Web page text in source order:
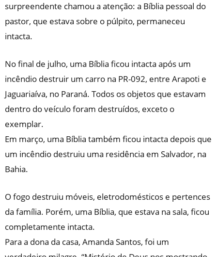
surpreendente chamou a atenção: a Bíblia pessoal do
pastor, que estava sobre o púlpito, permaneceu
intacta.
No final de julho, uma Bíblia ficou intacta após um
incêndio destruir um carro na PR-092, entre Arapoti e
Jaguariaíva, no Paraná. Todos os objetos que estavam
dentro do veículo foram destruídos, exceto o
exemplar.
Em março, uma Bíblia também ficou intacta depois que
um incêndio destruiu uma residência em Salvador, na
Bahia.
O fogo destruiu móveis, eletrodomésticos e pertences
da família. Porém, uma Bíblia, que estava na sala, ficou
completamente intacta.
Para a dona da casa, Amanda Santos, foi um